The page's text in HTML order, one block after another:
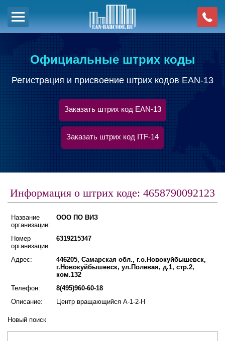
Официальные штрих коды
Регистрация и присвоение штрих кодов EAN-13
Заказать штрих код EAN-13
Заказать штрих код ITF-14
Информация о штрих коде: 4658790092123
Название
организации:
ООО ПО ВИЗ
Номер
организации:
6319215347
Адрес:
446205, Самарская обл., г.о.Новокуйбышевск,
г.Новокуйбышевск, ул.Полевая, д.1, стр.2,
ком.132
Телефон:
8(495)960-60-18
Описание:
Центр вращающийся А-1-2-Н
Новый поиск